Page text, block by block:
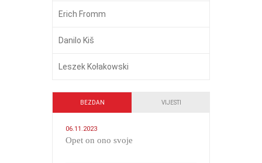
Erich Fromm
Danilo Kiš
Leszek Kołakowski
BEZDAN VIJESTI
06.11.2023
​Opet on ono svoje